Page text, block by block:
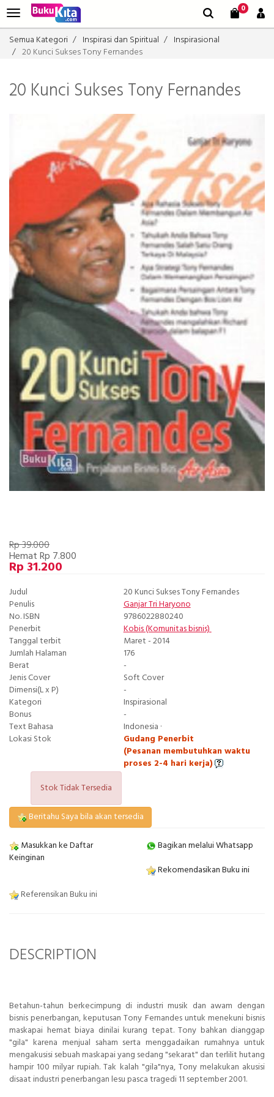
0
Semua Kategori Inspirasi dan Spiritual
Inspirasional
20 Kunci Sukses Tony Fernandes
20 Kunci Sukses Tony Fernandes
Rp 39.000
Hemat Rp 7.800
Rp 31.200
Judul
20 Kunci Sukses Tony Fernandes
Penulis
Ganjar Tri Haryono
No. ISBN
9786022880240
Penerbit
Kobis (Komunitas bisnis)
Tanggal terbit
Maret - 2014
Jumlah Halaman
176
Berat
-
Jenis Cover
Soft Cover
Dimensi(L x P)
-
Kategori
Inspirasional
Bonus
-
Text Bahasa
Indonesia ·
Lokasi Stok
Gudang Penerbit
(Pesanan membutuhkan waktu
proses 2-4 hari kerja)
Stok Tidak Tersedia
Beritahu Saya bila akan tersedia
Masukkan ke Daftar
Keinginan
Bagikan melalui Whatsapp
Rekomendasikan Buku ini
Referensikan Buku ini
DESCRIPTION
Betahun-tahun berkecimpung di industri musik dan awam dengan
bisnis penerbangan, keputusan Tony Fernandes untuk menekuni bisnis
maskapai hemat biaya dinilai kurang tepat. Tony bahkan dianggap
"gila" karena menjual saham serta menggadaikan rumahnya untuk
mengakusisi sebuah maskapai yang sedang "sekarat" dan terlilit hutang
hampir 100 milyar rupiah. Tak kalah "gila"nya, Tony melakukan akusisi
disaat industri penerbangan lesu pasca tragedi 11 september 2001.